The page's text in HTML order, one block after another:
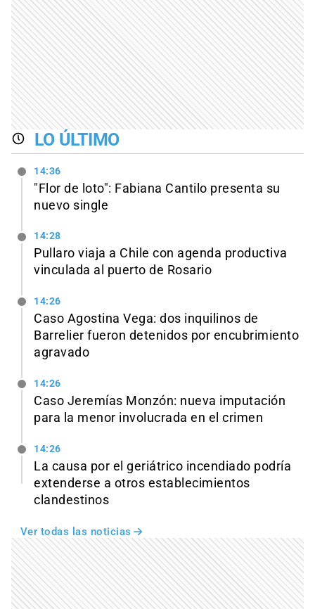
LO ÚLTIMO
14:36
"Flor de loto": Fabiana Cantilo presenta su
nuevo single
14:28
Pullaro viaja a Chile con agenda productiva
vinculada al puerto de Rosario
14:26
Caso Agostina Vega: dos inquilinos de
Barrelier fueron detenidos por encubrimiento
agravado
14:26
Caso Jeremías Monzón: nueva imputación
para la menor involucrada en el crimen
14:26
La causa por el geriátrico incendiado podría
extenderse a otros establecimientos
clandestinos
Ver todas las noticias